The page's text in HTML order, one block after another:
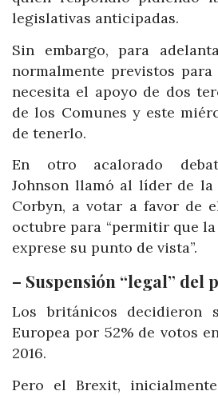
legislativas anticipadas.
Sin embargo, para
normalmente previstos
necesita el apoyo de dos
de los Comunes y este
de tenerlo.
En otro acalorado
Johnson llamó al líder de la
Corbyn, a votar a favor de
octubre para “permitir que
exprese su punto de vista”.
– Suspensión “legal” del
Los británicos decidieron
Europea por 52% de votos
2016.
Pero el Brexit,